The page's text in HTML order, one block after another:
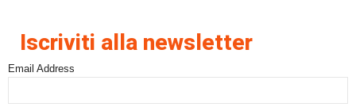
Iscriviti alla newsletter
Email Address